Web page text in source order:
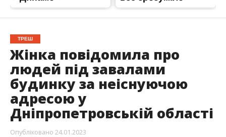
ТРЕШ
Жінка повідомила про
людей під завалами
будинку за неіснуючою
адресою у
Дніпропетровській області
Опубліковано 24.01.2023